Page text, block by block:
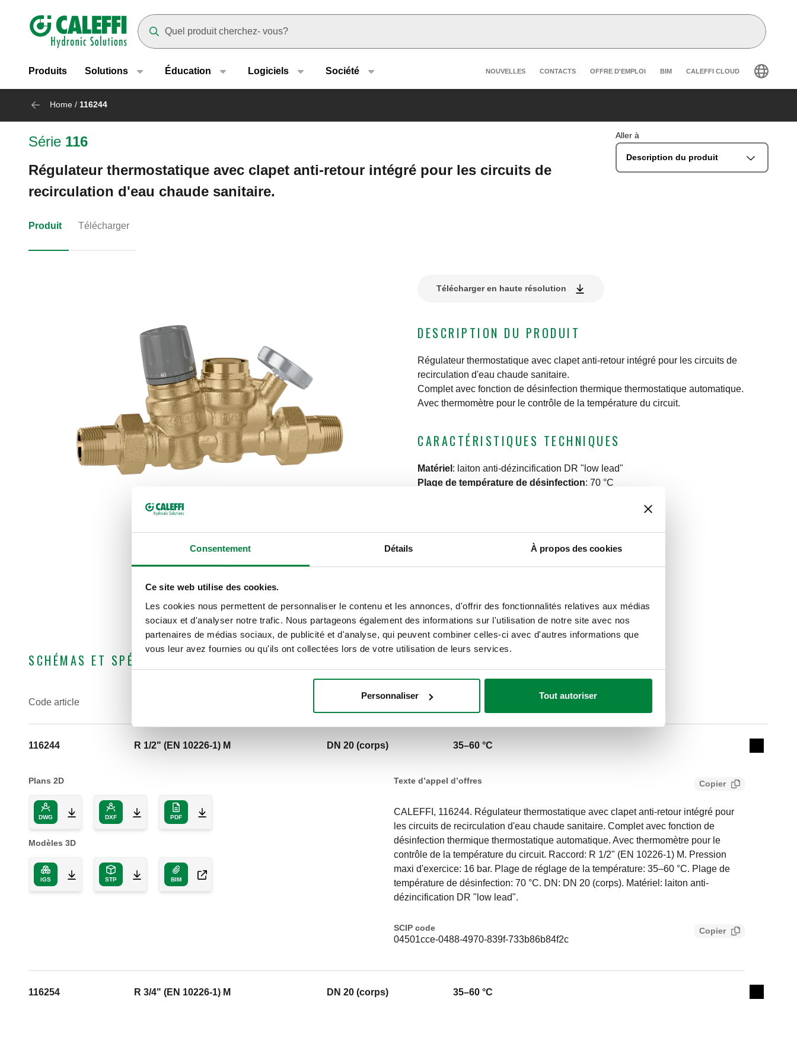
Consentement Détails À propos des cookies
Ce site web utilise des cookies.
Les cookies nous permettent de personnaliser le contenu et les annonces, d'offrir des fonctionnalités relatives aux médias
sociaux et d'analyser notre trafic. Nous partageons également des informations sur l'utilisation de notre site avec nos
partenaires de médias sociaux, de publicité et d'analyse, qui peuvent combiner celles-ci avec d'autres informations que
vous leur avez fournies ou qu'ils ont collectées lors de votre utilisation de leurs services.
Personnaliser Tout autoriser
Header main navigation
Produits Solutions Éducation Logiciels Société Header secondary navigation
NOUVELLES CONTACTS OFFRE D'EMPLOI BIM CALEFFI CLOUD
Home / 116244
Série 116
Régulateur thermostatique avec clapet anti-retour intégré pour les circuits de
recirculation d'eau chaude sanitaire.
Aller à
Description du produit
Produit Télécharger
Télécharger en haute résolution
DESCRIPTION DU PRODUIT
Régulateur thermostatique avec clapet anti-retour intégré pour les circuits de
recirculation d'eau chaude sanitaire.
Complet avec fonction de désinfection thermique thermostatique automatique.
Avec thermomètre pour le contrôle de la température du circuit.
CARACTÉRISTIQUES TECHNIQUES
Matériel : laiton anti-dézincification DR "low lead"
Plage de température de désinfection: 70 °C
CERTIFICATIONS
SCHÉMAS ET SPÉCIFICATIONS
Code article
Plage de réglage de la température
116244 R 1/2" (EN 10226-1) M DN 20 (corps) 35–60 °C
Collapse
Plans 2D
DWG DXF PDF
Modèles 3D
IGS STP BIM
Texte d’appel d’offres Copier
CALEFFI, 116244. Régulateur thermostatique avec clapet anti-retour intégré pour
les circuits de recirculation d'eau chaude sanitaire. Complet avec fonction de
désinfection thermique thermostatique automatique. Avec thermomètre pour le
contrôle de la température du circuit. Raccord: R 1/2" (EN 10226-1) M. Pression
maxi d'exercice: 16 bar. Plage de réglage de la température: 35–60 °C. Plage de
température de désinfection: 70 °C. DN: DN 20 (corps). Matériel: laiton anti-
dézincification DR "low lead".
SCIP code
04501cce-0488-4970-839f-733b86b84f2c
Copier
116254 R 3/4" (EN 10226-1) M DN 20 (corps) 35–60 °C
Expand